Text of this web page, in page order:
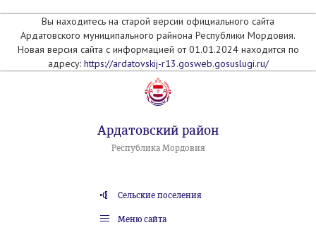
Вы находитесь на старой версии официального сайта
Ардатовского муниципального райнона Республики Мордовия.
Новая версия сайта с информацией от 01.01.2024 находится по
адресу: https://ardatovskij-r13.gosweb.gosuslugi.ru/
Ардатовский район
Республика Мордовия
Сельские поселения
Меню сайта